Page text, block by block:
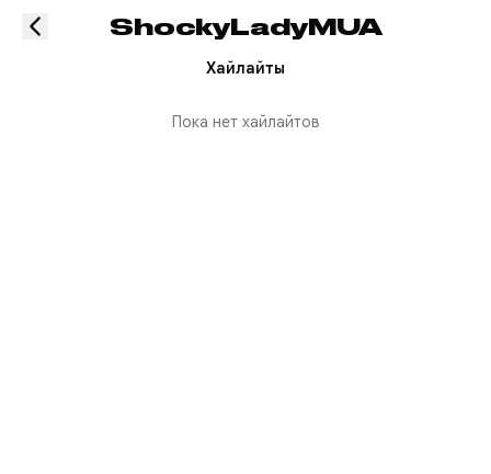
ShockyLadyMUA
Хайлайты
Пока нет хайлайтов